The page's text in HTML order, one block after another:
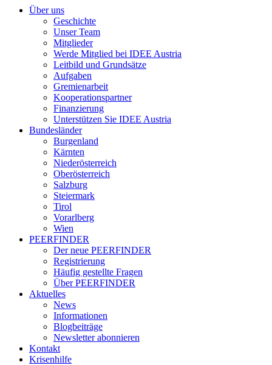
Über uns
Geschichte
Unser Team
Mitglieder
Werde Mitglied bei IDEE Austria
Leitbild und Grundsätze
Aufgaben
Gremienarbeit
Kooperationspartner
Finanzierung
Unterstützen Sie IDEE Austria
Bundesländer
Burgenland
Kärnten
Niederösterreich
Oberösterreich
Salzburg
Steiermark
Tirol
Vorarlberg
Wien
PEERFINDER
Der neue PEERFINDER
Registrierung
Häufig gestellte Fragen
Über PEERFINDER
Aktuelles
News
Informationen
Blogbeiträge
Newsletter abonnieren
Kontakt
Krisenhilfe